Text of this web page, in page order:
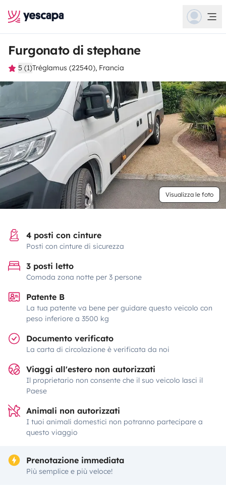
Furgonato di stephane
5 (1)Tréglamus (22540), Francia
Visualizza le foto
4 posti con cinture
Posti con cinture di sicurezza
3 posti letto
Comoda zona notte per 3 persone
Patente B
La tua patente va bene per guidare questo veicolo con
peso inferiore a 3500 kg
Documento verificato
La carta di circolazione è verificata da noi
Viaggi all'estero non autorizzati
Il proprietario non consente che il suo veicolo lasci il
Paese
Animali non autorizzati
I tuoi animali domestici non potranno partecipare a
questo viaggio
Prenotazione immediata
Più semplice e più veloce!